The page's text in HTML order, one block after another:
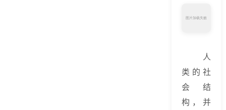
人
类的社
会结
构，并